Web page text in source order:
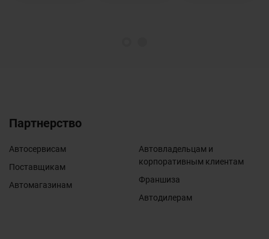
Партнерство
Автосервисам
Поставщикам
Автомагазинам
Автовладельцам и
корпоративным клиентам
Франшиза
Автодилерам